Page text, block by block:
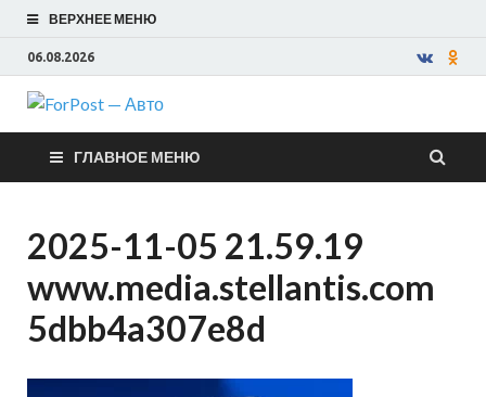
ВЕРХНЕЕ МЕНЮ
06.08.2026
ForPost —
Авто
ГЛАВНОЕ МЕНЮ
2025-11-05 21.59.19
www.media.stellantis.com
5dbb4a307e8d